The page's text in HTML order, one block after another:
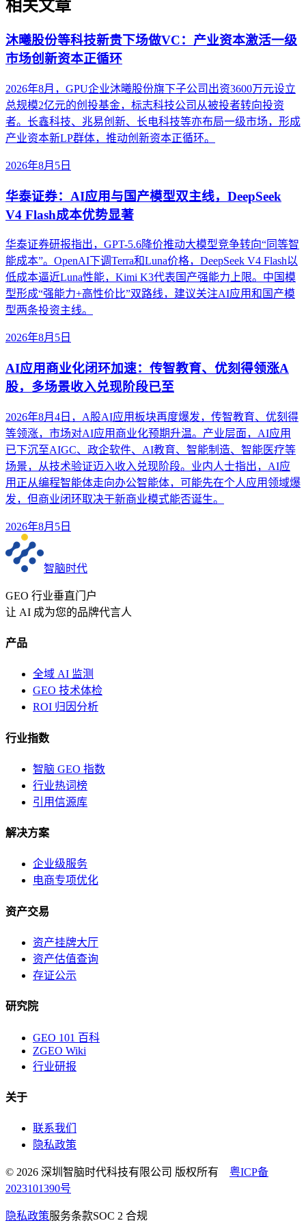
相关文章
沐曦股份等科技新贵下场做VC：产业资本激活一级
市场创新资本正循环
2026年8月，GPU企业沐曦股份旗下子公司出资3600万元设立
总规模2亿元的创投基金，标志科技公司从被投者转向投资
者。长鑫科技、兆易创新、长电科技等亦布局一级市场，形成
产业资本新LP群体，推动创新资本正循环。
2026年8月5日
华泰证券：AI应用与国产模型双主线，DeepSeek
V4 Flash成本优势显著
华泰证券研报指出，GPT-5.6降价推动大模型竞争转向“同等智
能成本”。OpenAI下调Terra和Luna价格，DeepSeek V4 Flash以
低成本逼近Luna性能，Kimi K3代表国产强能力上限。中国模
型形成“强能力+高性价比”双路线，建议关注AI应用和国产模
型两条投资主线。
2026年8月5日
AI应用商业化闭环加速：传智教育、优刻得领涨A
股，多场景收入兑现阶段已至
2026年8月4日，A股AI应用板块再度爆发，传智教育、优刻得
等领涨，市场对AI应用商业化预期升温。产业层面，AI应用
已下沉至AIGC、政企软件、AI教育、智能制造、智能医疗等
场景，从技术验证迈入收入兑现阶段。业内人士指出，AI应
用正从编程智能体走向办公智能体，可能先在个人应用领域爆
发，但商业闭环取决于新商业模式能否诞生。
2026年8月5日
智脑时代
GEO 行业垂直门户
让 AI 成为您的品牌代言人
产品
全域 AI 监测
GEO 技术体检
ROI 归因分析
行业指数
智脑 GEO 指数
行业热词榜
引用信源库
解决方案
企业级服务
电商专项优化
资产交易
资产挂牌大厅
资产估值查询
存证公示
研究院
GEO 101 百科
ZGEO Wiki
行业研报
关于
联系我们
隐私政策
© 2026 深圳智脑时代科技有限公司 版权所有 粤ICP备
2023101390号
隐私政策服务条款SOC 2 合规